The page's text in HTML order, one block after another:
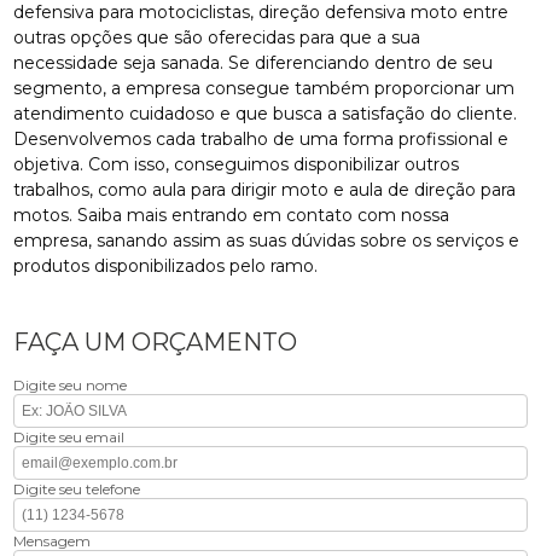
defensiva para motociclistas, direção defensiva moto entre
outras opções que são oferecidas para que a sua
necessidade seja sanada. Se diferenciando dentro de seu
segmento, a empresa consegue também proporcionar um
atendimento cuidadoso e que busca a satisfação do cliente.
Desenvolvemos cada trabalho de uma forma profissional e
objetiva. Com isso, conseguimos disponibilizar outros
trabalhos, como aula para dirigir moto e aula de direção para
motos. Saiba mais entrando em contato com nossa
empresa, sanando assim as suas dúvidas sobre os serviços e
produtos disponibilizados pelo ramo.
FAÇA UM ORÇAMENTO
Digite seu nome
Digite seu email
Digite seu telefone
Mensagem